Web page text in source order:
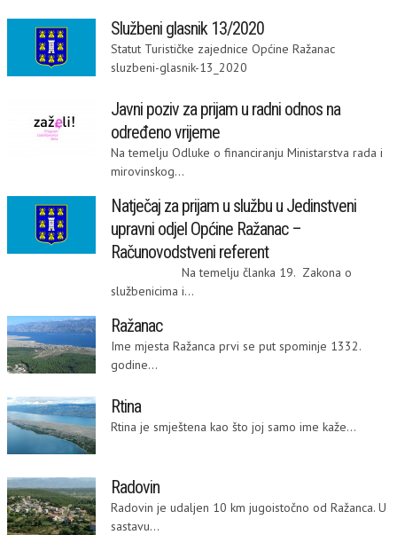
Službeni glasnik 13/2020
Statut Turističke zajednice Općine Ražanac
sluzbeni-glasnik-13_2020
Javni poziv za prijam u radni odnos na
određeno vrijeme
Na temelju Odluke o financiranju Ministarstva rada i
mirovinskog...
Natječaj za prijam u službu u Jedinstveni
upravni odjel Općine Ražanac –
Računovodstveni referent
Na temelju članka 19. Zakona o
službenicima i...
Ražanac
Ime mjesta Ražanca prvi se put spominje 1332.
godine...
Rtina
Rtina je smještena kao što joj samo ime kaže...
Radovin
Radovin je udaljen 10 km jugoistočno od Ražanca. U
sastavu...